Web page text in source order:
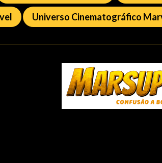
Universo Cinematográfico